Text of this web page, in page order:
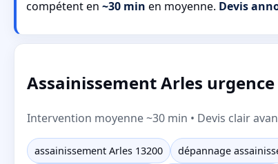
compétent en ~30 min en moyenne. Devis
Assainissement Arles
Intervention moyenne ~30 min • Devis clair
assainissement Arles 13200 dépannage